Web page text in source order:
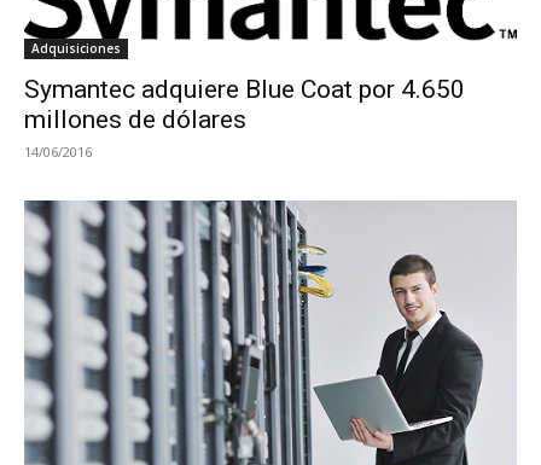
Adquisiciones
Symantec adquiere Blue Coat por 4.650
millones de dólares
14/06/2016